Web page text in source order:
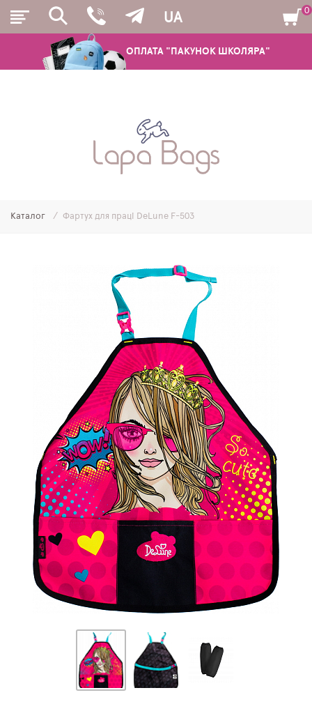
ОПЛАТА "ПАКУНОК ШКОЛЯРА"
UA
ШКІЛЬНІ РЮКЗАКИ ТА РАНЦІ
МОЛОДІЖНІ РЮКЗАКИ
SCHOOL STANDARD
РОЗПРОДАЖ
0
Каталог Фартух для праці DeLune F-503